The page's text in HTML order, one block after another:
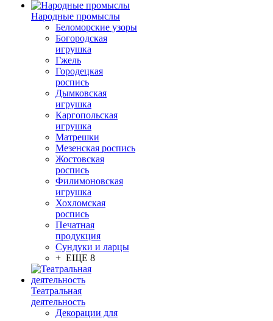
Народные промыслы
Беломорские узоры
Богородская
игрушка
Гжель
Городецкая
роспись
Дымковская
игрушка
Каргопольская
игрушка
Матрешки
Мезенская роспись
Жостовская
роспись
Филимоновская
игрушка
Хохломская
роспись
Печатная
продукция
Сундуки и ларцы
+ ЕЩЕ 8
Театральная
деятельность
Декорации для